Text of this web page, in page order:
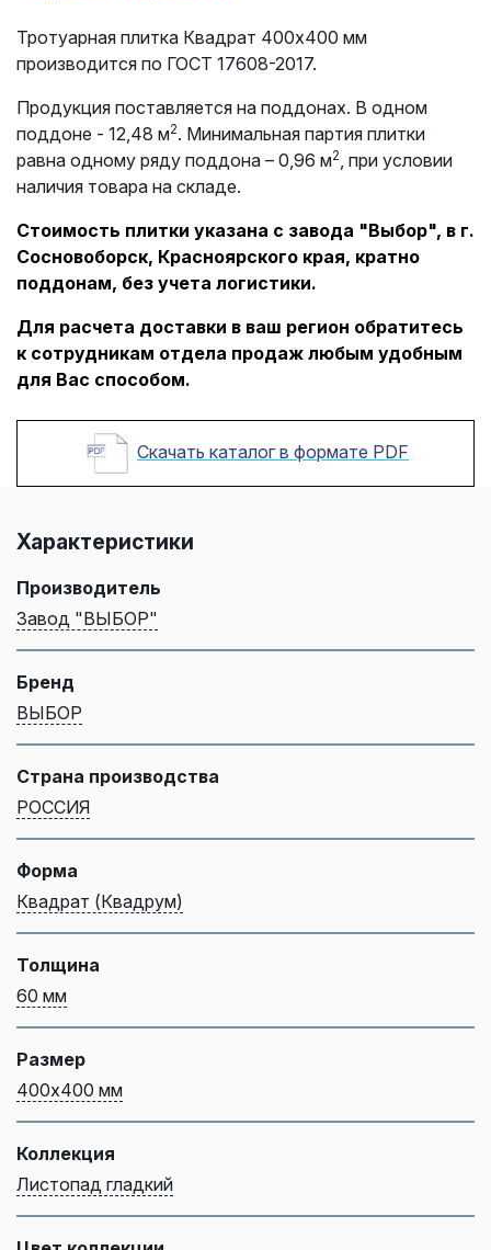
Тротуарная плитка Квадрат 400х400 мм
производится по ГОСТ 17608-2017.
Продукция поставляется на поддонах. В одном
поддоне - 12,48 м2. Минимальная партия плитки
равна одному ряду поддона – 0,96 м2 , при условии
наличия товара на складе.
Стоимость плитки указана с завода "Выбор", в г.
Сосновоборск, Красноярского края, кратно
поддонам, без учета логистики.
Для расчета доставки в ваш регион обратитесь
к сотрудникам отдела продаж любым удобным
для Вас способом.
Скачать каталог в формате PDF
Характеристики
Производитель
Завод "ВЫБОР"
Бренд
ВЫБОР
Страна производства
РОССИЯ
Форма
Квадрат (Квадрум)
Толщина
60 мм
Размер
400х400 мм
Коллекция
Листопад гладкий